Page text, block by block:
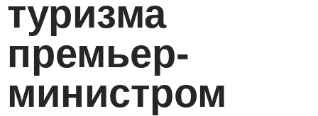
туризма
премьер-
министром